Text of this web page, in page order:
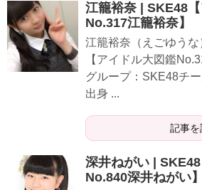
江籠裕奈 | SKE48
No.317江籠裕奈】
江籠裕奈（えごゆう
【アイドル大図鑑
グループ：SKE48チ
出身 ...
記事を
深井ねがい |
No.840深井ねがい】